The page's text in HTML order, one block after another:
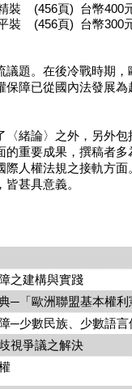
裝 (456頁) 台幣400
裝 (456頁) 台幣300
議題。在後冷戰時期
保障已從國內法發展
論〉之外，另外包
的重要成果，撰稿者
際人權法規之接軌方
甚具意義。
之建構與實踐
─「歐洲聯盟基本權利
─少數民族、少數語言
視爭議之解決